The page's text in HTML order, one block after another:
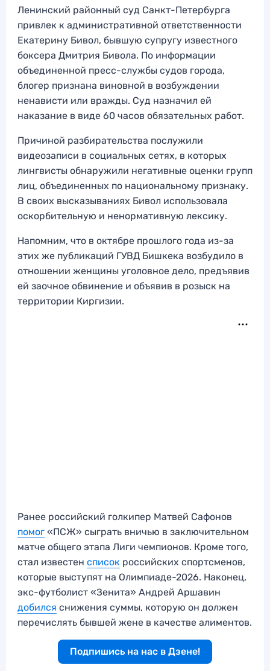
Ленинский районный суд Санкт-Петербурга
привлек к административной ответственности
Екатерину Бивол, бывшую супругу известного
боксера Дмитрия Бивола. По информации
объединенной пресс-службы судов города,
блогер признана виновной в возбуждении
ненависти или вражды. Суд назначил ей
наказание в виде 60 часов обязательных работ.
Причиной разбирательства послужили
видеозаписи в социальных сетях, в которых
лингвисты обнаружили негативные оценки групп
лиц, объединенных по национальному признаку.
В своих высказываниях Бивол использовала
оскорбительную и ненормативную лексику.
Напомним, что в октябре прошлого года из-за
этих же публикаций ГУВД Бишкека возбудило в
отношении женщины уголовное дело, предъявив
ей заочное обвинение и объявив в розыск на
территории Киргизии.
Ранее российский голкипер Матвей Сафонов
помог «ПСЖ» сыграть вничью в заключительном
матче общего этапа Лиги чемпионов. Кроме того,
стал известен список российских спортсменов,
которые выступят на Олимпиаде-2026. Наконец,
экс-футболист «Зенита» Андрей Аршавин
добился снижения суммы, которую он должен
перечислять бывшей жене в качестве алиментов.
Подпишись на нас в Дзене!